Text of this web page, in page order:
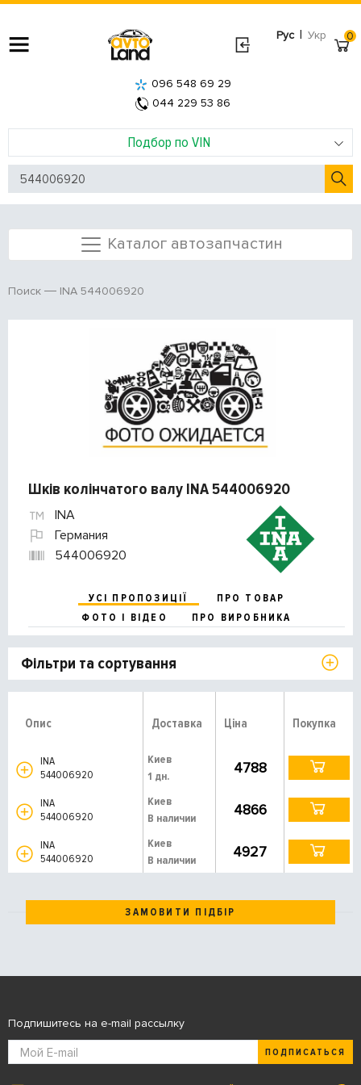
Рус | Укр
Подбор по VIN
096 548 69 29
044 229 53 86
0
Каталог автозапчастин
Поиск INA 544006920
Шків колінчатого валу INA 544006920
INA
Германия
544006920
УСІ ПРОПОЗИЦІЇ
ПРО ТОВАР
ФОТО І ВІДЕО
ПРО ВИРОБНИКА
Фільтри та сортування
Опис Доставка Ціна Покупка
INA
544006920
Киев
1 дн.
4788
INA
544006920
Киев
В наличии
4866
INA
544006920
Киев
В наличии
4927
ЗАМОВИТИ ПІДБІР
Подпишитесь на e-mail рассылку
ПОДПИСАТЬСЯ